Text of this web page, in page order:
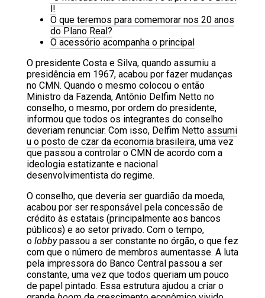
l!
O que teremos para comemorar nos 20 anos
do Plano Real?
O acessório acompanha o principal
O presidente Costa e Silva, quando assumiu a
presidência em 1967, acabou por fazer mudanças
no CMN. Quando o mesmo colocou o então
Ministro da Fazenda, Antônio Delfim Netto no
conselho, o mesmo, por ordem do presidente,
informou que todos os integrantes do conselho
deveriam renunciar. Com isso, Delfim Netto assumi
u o posto de czar da economia brasileira, uma vez
que passou a controlar o CMN de acordo com a
ideologia estatizante e nacional
desenvolvimentista do regime.
O conselho, que deveria ser guardião da moeda,
acabou por ser responsável pela concessão de
crédito às estatais (principalmente aos bancos
públicos) e ao setor privado. Com o tempo,
o lobbypassou a ser constante no órgão, o que fez
com que o número de membros aumentasse. A luta
pela impressora do Banco Central passou a ser
constante, uma vez que todos queriam um pouco
de papel pintado. Essa estrutura ajudou a criar o